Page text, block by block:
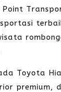
Toyota
premium,